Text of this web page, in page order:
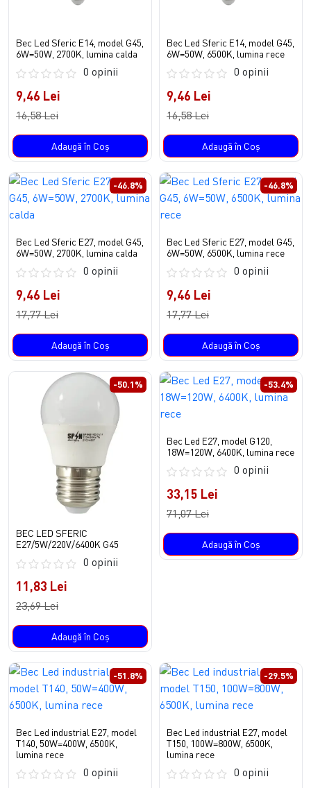
Bec Led Sferic E14, model G45,
6W=50W, 2700K, lumina calda
0 opinii
9,46 Lei
16,58 Lei
Adaugă în Coş
Bec Led Sferic E14, model G45,
6W=50W, 6500K, lumina rece
0 opinii
9,46 Lei
16,58 Lei
Adaugă în Coş
-46.8%
Bec Led Sferic E27, model G45,
6W=50W, 2700K, lumina calda
0 opinii
9,46 Lei
17,77 Lei
Adaugă în Coş
-46.8%
Bec Led Sferic E27, model G45,
6W=50W, 6500K, lumina rece
0 opinii
9,46 Lei
17,77 Lei
Adaugă în Coş
-50.1%
BEC LED SFERIC
E27/5W/220V/6400K G45
0 opinii
11,83 Lei
23,69 Lei
Adaugă în Coş
-53.4%
Bec Led E27, model G120,
18W=120W, 6400K, lumina rece
0 opinii
33,15 Lei
71,07 Lei
Adaugă în Coş
-51.8%
Bec Led industrial E27, model
T140, 50W=400W, 6500K,
lumina rece
0 opinii
-29.5%
Bec Led industrial E27, model
T150, 100W=800W, 6500K,
lumina rece
0 opinii